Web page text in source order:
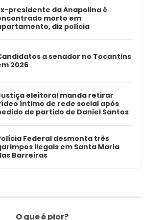
presidente da Anapolina é
morto em
diz polícia
a senador no Tocantins
2026
eleitoral manda retirar
íntimo de rede social após
de partido de Daniel Santos
Federal desmonta três
ilegais em Santa Maria
Barreiras
O que é pior?